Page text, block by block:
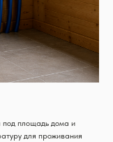
под площадь дома и
для проживания